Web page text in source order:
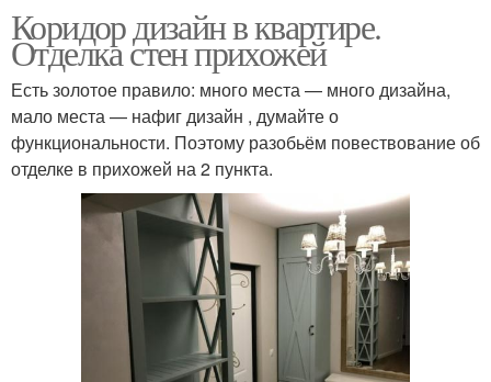
Коридор дизайн в квартире.
Отделка стен прихожей
Есть золотое правило: много места — много дизайна,
мало места — нафиг дизайн , думайте о
функциональности. Поэтому разобьём повествование об
отделке в прихожей на 2 пункта.